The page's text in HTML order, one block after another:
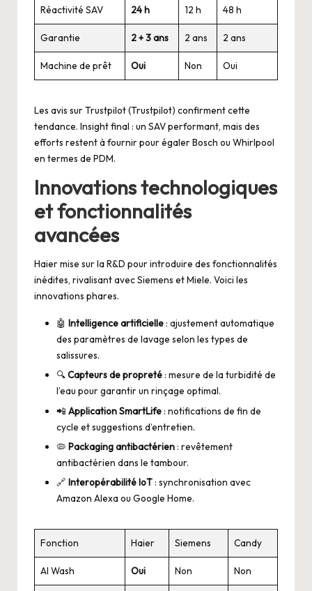
Réactivité SAV 24 h 12 h 48 h
Garantie 2 + 3 ans 2 ans 2 ans
Machine de prêt Oui Non Oui
Les avis sur Trustpilot (Trustpilot) confirment cette
tendance. Insight final : un SAV performant, mais des
efforts restent à fournir pour égaler Bosch ou Whirlpool
en termes de PDM.
Innovations technologiques
et fonctionnalités
avancées
Haier mise sur la R&D pour introduire des fonctionnalités
inédites, rivalisant avec Siemens et Miele. Voici les
innovations phares.
🤖 Intelligence artificielle: ajustement automatique
des paramètres de lavage selon les types de
salissures.
🔍Capteurs de propreté: mesure de la turbidité de
l’eau pour garantir un rinçage optimal.
📲 Application SmartLife: notifications de fin de
cycle et suggestions d’entretien.
🦠 Packaging antibactérien: revêtement
antibactérien dans le tambour.
🔗 Interopérabilité IoT: synchronisation avec
Amazon Alexa ou Google Home.
Fonction Haier Siemens Candy
AI Wash Oui Non Non